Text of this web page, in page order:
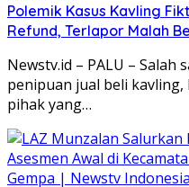
Polemik Kasus Kavling
Refund, Terlapor Malah
Newstv.id – PALU – Salah
penipuan jual beli kavling,
pihak yang…